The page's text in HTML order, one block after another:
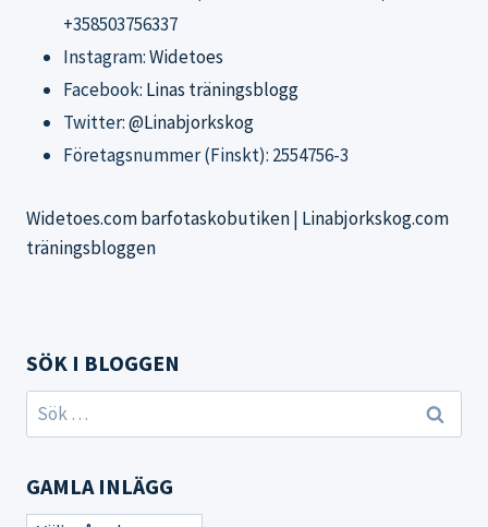
+358503756337
Instagram:Widetoes
Facebook: Linas träningsblogg
Twitter:@Linabjorkskog
Företagsnummer (Finskt): 2554756-3
Widetoes.com barfotaskobutiken| Linabjorkskog.com
träningsbloggen
SÖK I BLOGGEN
Sök
efter:
GAMLA INLÄGG